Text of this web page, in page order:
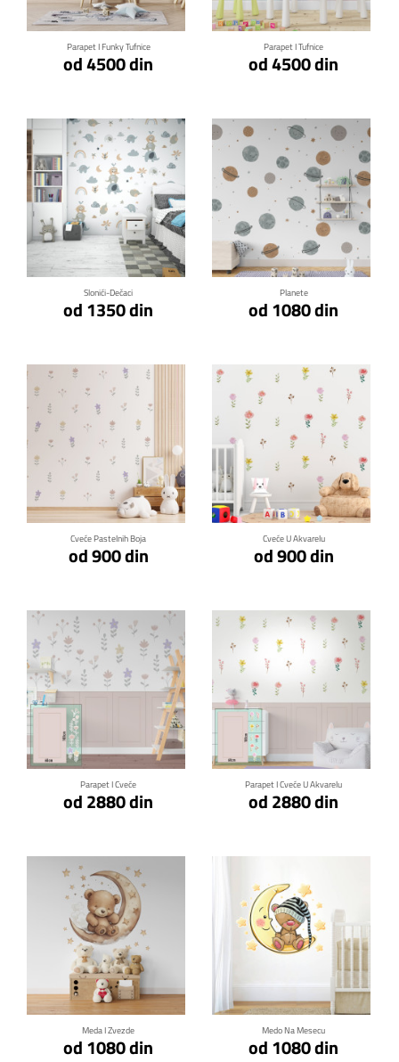
Parapet I Funky Tufnice
od 4500 din
Parapet I Tufnice
od 4500 din
Slonići-Dečaci
od 1350 din
Klikni za detalje
Planete
od 1080 din
Klikni za detalje
Cveće Pastelnih Boja
od 900 din
Klikni za detalje
Cveće U Akvarelu
od 900 din
Klikni za detalje
Parapet I Cveće
od 2880 din
Klikni za detalje
Parapet I Cveće U Akvarelu
od 2880 din
Klikni za detalje
Meda I Zvezde
od 1080 din
Klikni za detalje
Medo Na Mesecu
od 1080 din